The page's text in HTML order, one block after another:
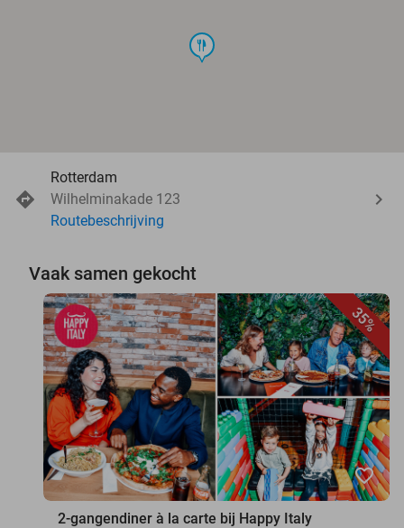
food
Rotterdam
Wilhelminakade 123
Routebeschrijving
Vaak samen gekocht
35%
favorite_border
2-gangendiner à la carte bij Happy Italy